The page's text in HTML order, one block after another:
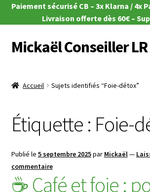
Paiement sécurisé CB – 3x Klarna / 4x
Livraison offerte dès 60€ –
Aller
à
navigation
Aller
au
Mickaël Conseiller LR
🧴Zeitgard
💄Make-up
🦠MicroSilver
Accueil Sujets identifiés “Foie-détox”
Étiquette : Foie-
Publié le 5 septembre 2025par Mickaël—
commentaire
☕ Café et foie :